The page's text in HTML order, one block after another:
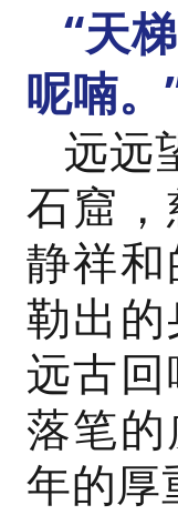
“天
呢喃。
远远
石窟
静祥
勒出
远古
落笔
年的厚